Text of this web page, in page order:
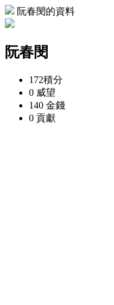
阮春閔的資料
阮春閔
172積分
0 威望
140 金錢
0 貢獻